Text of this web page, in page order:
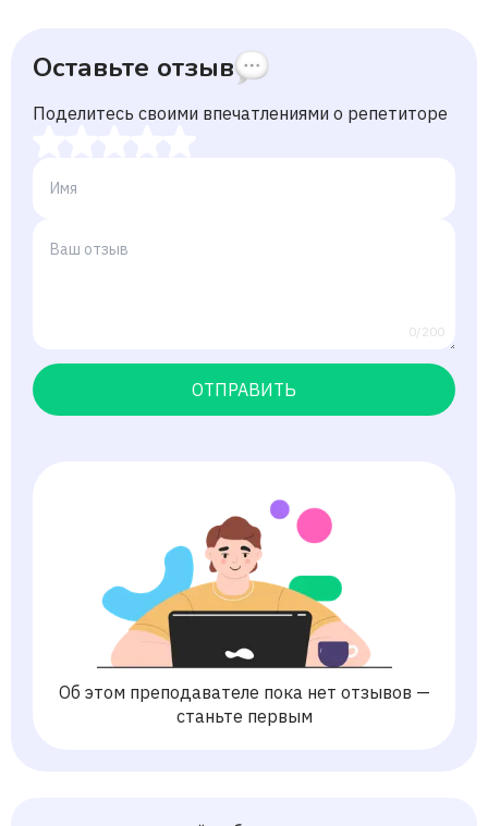
Оставьте отзыв
Поделитесь своими впечатлениями о репетиторе
0/200
ОТПРАВИТЬ
Об этом преподавателе пока нет отзывов —
станьте первым